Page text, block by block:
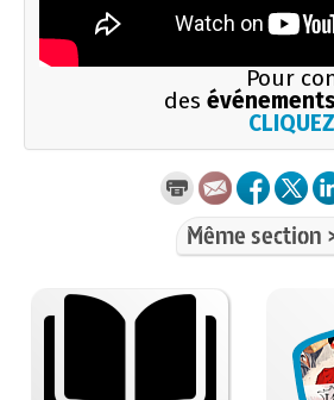
Pour
des
Même section